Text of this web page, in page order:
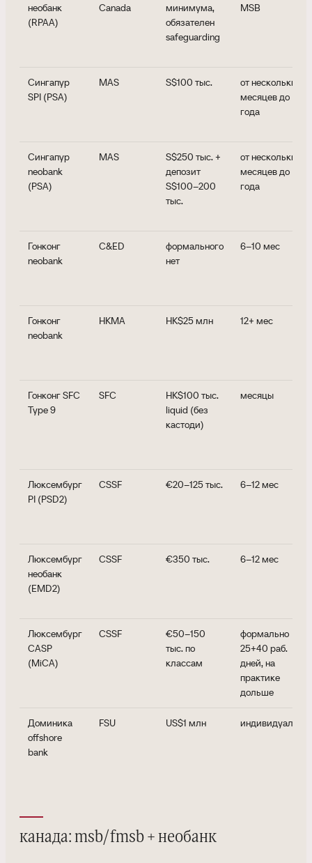
необанк
(RPAA)
Canada
минимума,
обязателен
safeguarding
MSB
Сингапур
SPI (PSA)
MAS S$100 тыс.
от нескольких
месяцев до
года
Сингапур
neobank
(PSA)
MAS
S$250 тыс. +
депозит
S$100–200
тыс.
от нескольких
месяцев до
года
Гонконг
neobank
C&ED
формального
нет
6–10 мес
Гонконг
neobank
HKMA HK$25 млн 12+ мес
Гонконг SFC
Type 9
SFC
HK$100 тыс.
liquid (без
кастоди)
месяцы
Люксембург
PI (PSD2)
CSSF €20–125 тыс. 6–12 мес
Люксембург
необанк
(EMD2)
CSSF €350 тыс. 6–12 мес
Люксембург
CASP
(MiCA)
CSSF
€50–150
тыс. по
классам
формально
25+40 раб.
дней, на
практике
дольше
Доминика
offshore
bank
FSU US$1 млн индивидуально
канада: msb/fmsb + необанк